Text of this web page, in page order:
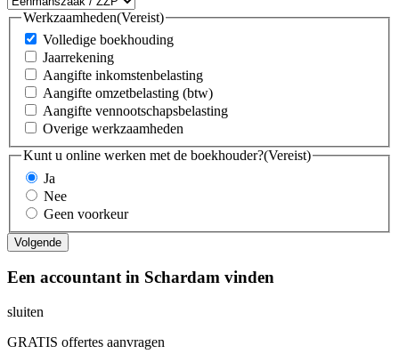
Werkzaamheden(Vereist)
Volledige boekhouding
Jaarrekening
Aangifte inkomstenbelasting
Aangifte omzetbelasting (btw)
Aangifte vennootschapsbelasting
Overige werkzaamheden
Kunt u online werken met de boekhouder?(Vereist)
Ja
Nee
Geen voorkeur
Een accountant in Schardam vinden
sluiten
GRATIS offertes aanvragen